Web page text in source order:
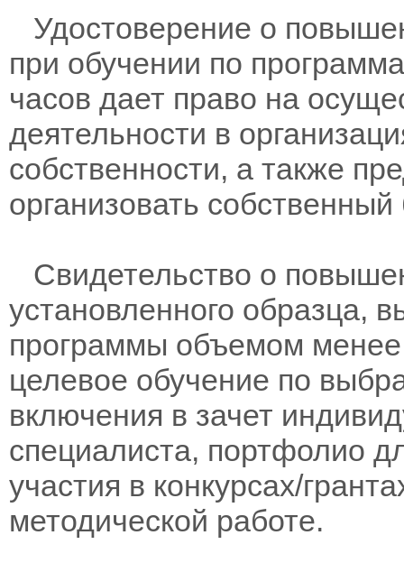
Удостоверение о
при обучении по
часов дает право на
деятельности в
собственности, а также
организовать
Свидетельство о
установленного образца,
программы объемом менее
целевое обучение по
включения в зачет
специалиста, портфолио
участия в конкурсах/
методической работе.